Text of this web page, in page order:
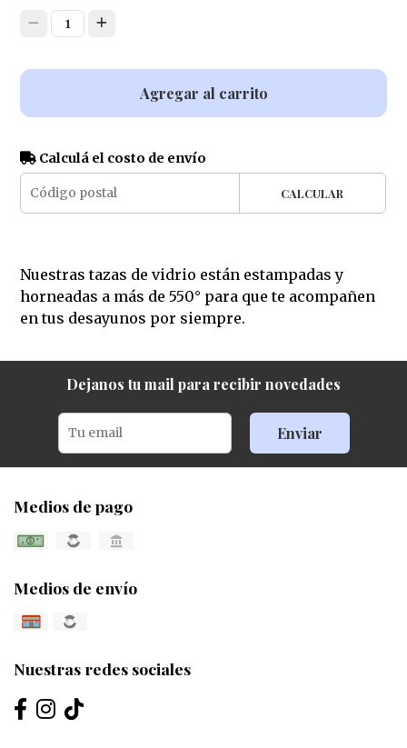
1
Agregar al carrito
Calculá el costo de envío
CALCULAR
Nuestras tazas de vidrio están estampadas y
horneadas a más de 550° para que te acompañen
en tus desayunos por siempre.
Dejanos tu mail para recibir novedades
Enviar
Medios de pago
Medios de envío
Nuestras redes sociales